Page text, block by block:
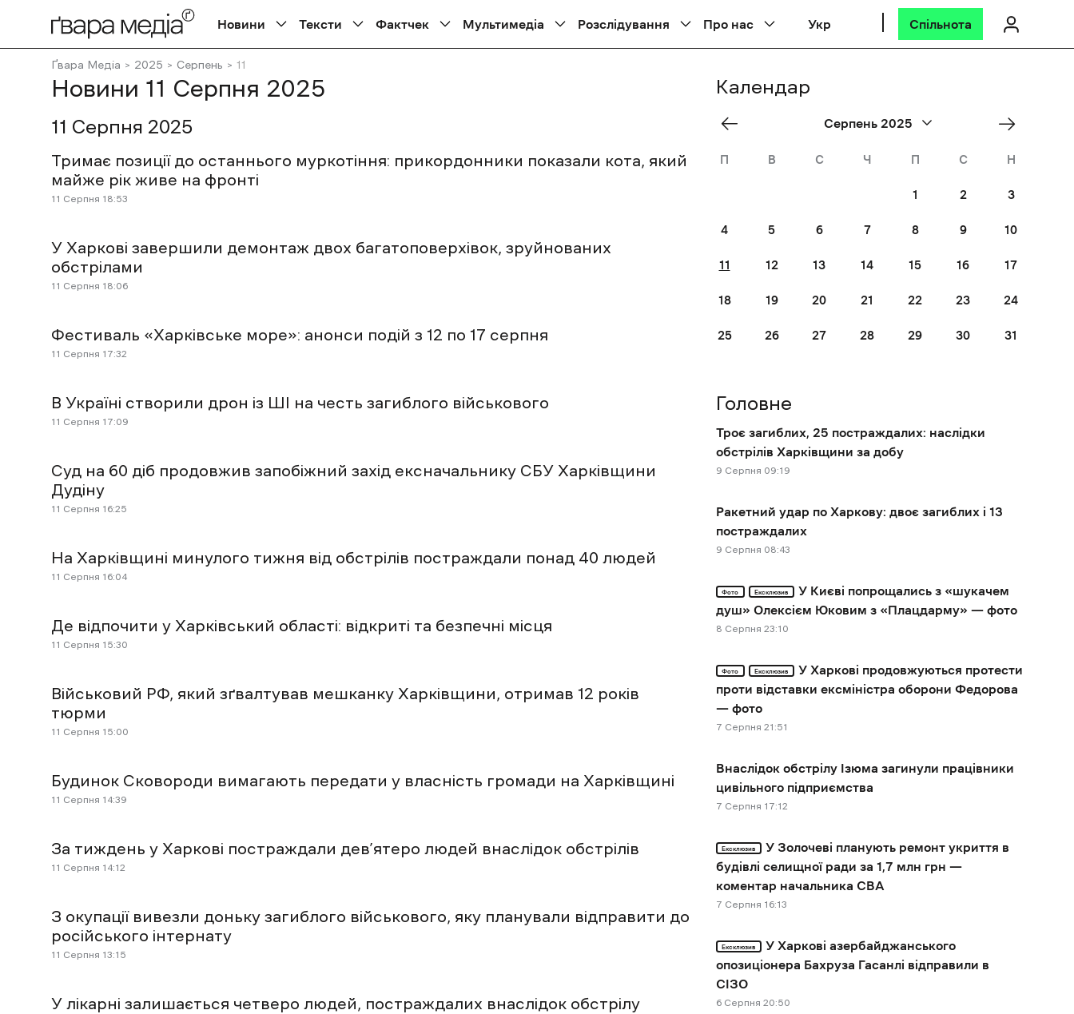
Новини Тексти Фактчек Мультимедіа Розслідування Про нас Укр Спільнота
Ґвара Медіа 2025 Серпень 11
Новини 11 Cерпня 2025
11 Cерпня 2025
Тримає позиції до останнього муркотіння: прикордонники показали кота, який
майже рік живе на фронті
11 Cерпня 18:53
У Харкові завершили демонтаж двох багатоповерхівок, зруйнованих
обстрілами
11 Cерпня 18:06
Фестиваль «Харківське море»: анонси подій з 12 по 17 серпня
11 Cерпня 17:32
В Україні створили дрон із ШІ на честь загиблого військового
11 Cерпня 17:09
Суд на 60 діб продовжив запобіжний захід ексначальнику СБУ Харківщини
Дудіну
11 Cерпня 16:25
На Харківщині минулого тижня від обстрілів постраждали понад 40 людей
11 Cерпня 16:04
Де відпочити у Харківський області: відкриті та безпечні місця
11 Cерпня 15:30
Військовий РФ, який зґвалтував мешканку Харківщини, отримав 12 років
тюрми
11 Cерпня 15:00
Будинок Сковороди вимагають передати у власність громади на Харківщині
11 Cерпня 14:39
За тиждень у Харкові постраждали дев’ятеро людей внаслідок обстрілів
11 Cерпня 14:12
З окупації вивезли доньку загиблого військового, яку планували відправити до
російського інтернату
11 Cерпня 13:15
У лікарні залишається четверо людей, постраждалих внаслідок обстрілу
Календар
Серпень 2025
П В С Ч П С Н
1 2 3
4 5 6 7 8 9 10
11 12 13 14 15 16 17
18 19 20 21 22 23 24
25 26 27 28 29 30 31
«
Jul
Sep
»
Головне
Троє загиблих, 25 постраждалих: наслідки
обстрілів Харківщини за добу
9 Cерпня 09:19
Ракетний удар по Харкову: двоє загиблих і 13
постраждалих
9 Cерпня 08:43
Фото Ексклюзив
У Києві попрощались з «шукачем
душ» Олексієм Юковим з «Плацдарму» — фото
8 Cерпня 23:10
Фото Ексклюзив
У Харкові продовжуються протести
проти відставки ексміністра оборони Федорова
— фото
7 Cерпня 21:51
Внаслідок обстрілу Ізюма загинули працівники
цивільного підприємства
7 Cерпня 17:12
Ексклюзив
У Золочеві планують ремонт укриття в
будівлі селищної ради за 1,7 млн грн —
коментар начальника СВА
7 Cерпня 16:13
Ексклюзив
У Харкові азербайджанського
опозиціонера Бахруза Гасанлі відправили в
СІЗО
6 Cерпня 20:50